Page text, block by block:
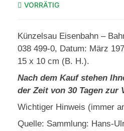
VORRÄTIG
Künzelsau Eisenbahn –
038 499-0, Datum: März
15 x 10 cm (B. H.).
Nach dem Kauf stehen
der Zeit von 30 Tagen zur
Wichtiger Hinweis (immer
Quelle: Sammlung: Hans-